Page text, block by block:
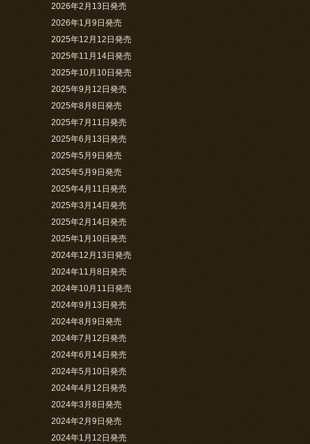
2026年2月13日発売
2026年1月9日発売
2025年12月12日発売
2025年11月14日発売
2025年10月10日発売
2025年9月12日発売
2025年8月8日発売
2025年7月11日発売
2025年6月13日発売
2025年5月9日発売
2025年5月9日発売
2025年4月11日発売
2025年3月14日発売
2025年2月14日発売
2025年1月10日発売
2024年12月13日発売
2024年11月8日発売
2024年10月11日発売
2024年9月13日発売
2024年8月9日発売
2024年7月12日発売
2024年6月14日発売
2024年5月10日発売
2024年4月12日発売
2024年3月8日発売
2024年2月9日発売
2024年1月12日発売